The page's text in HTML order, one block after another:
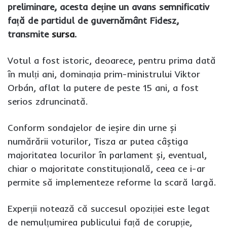
preliminare, acesta deține un avans semnificativ
față de partidul de guvernământ Fidesz,
transmite sursa.
Votul a fost istoric, deoarece, pentru prima dată
în mulți ani, dominația prim-ministrului Viktor
Orbán, aflat la putere de peste 15 ani, a fost
serios zdruncinată.
Conform sondajelor de ieșire din urne și
numărării voturilor, Tisza ar putea câștiga
majoritatea locurilor în parlament și, eventual,
chiar o majoritate constituțională, ceea ce i-ar
permite să implementeze reforme la scară largă.
Experții notează că succesul opoziției este legat
de nemulțumirea publicului față de corupție,